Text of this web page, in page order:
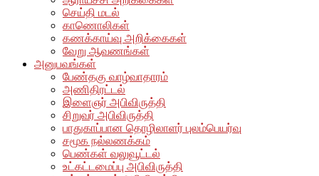
செய்தி மடல்
காணொலிகள்
கணக்காய்வு அறிக்கைகள்
வேறு ஆவணங்கள்
அனுபவங்கள்
பேண்தகு வாழ்வாதாரம்
அணிதிரட்டல்
இளைஞர் அபிவிருத்தி
சிறுவர் அபிவிருத்தி
பாதுகாப்பான தொழிலாளர் புலம்பெயர்வு
சமூக நல்லணக்கம்
பெண்கள் வலுவூட்டல்
உட்கட்டமைப்பு அபிவிருத்தி